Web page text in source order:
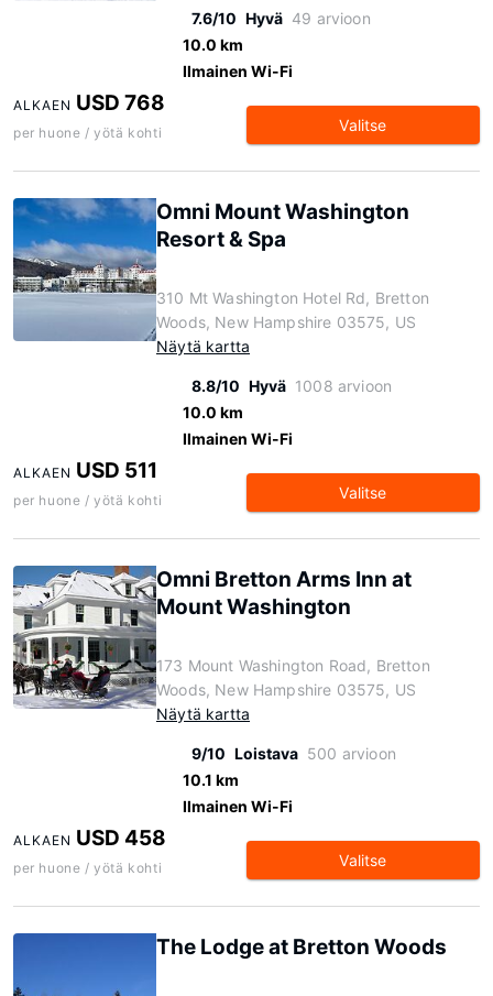
7.6/10 Hyvä 49 arvioon
10.0 km
Ilmainen Wi-Fi
ALKAEN USD 768
per huone / yötä kohti Valitse
Omni Mount Washington
Resort & Spa
310 Mt Washington Hotel Rd, Bretton
Woods, New Hampshire 03575, US
Näytä kartta
8.8/10 Hyvä 1008 arvioon
10.0 km
Ilmainen Wi-Fi
ALKAEN USD 511
per huone / yötä kohti Valitse
Omni Bretton Arms Inn at
Mount Washington
173 Mount Washington Road, Bretton
Woods, New Hampshire 03575, US
Näytä kartta
9/10 Loistava 500 arvioon
10.1 km
Ilmainen Wi-Fi
ALKAEN USD 458
per huone / yötä kohti Valitse
The Lodge at Bretton Woods